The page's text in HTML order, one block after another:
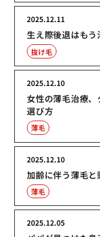
生え際後退はも
2025.12.11
抜け毛
女性の薄毛治療
選び方
2025.12.10
薄毛
加齢に伴う薄毛
2025.12.10
薄毛
2025.12.05